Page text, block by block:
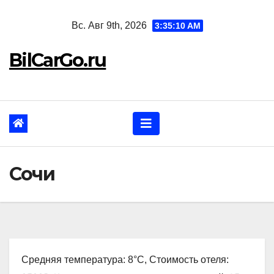
Вс. Авг 9th, 2026 3:35:11 AM
BilCarGo.ru
Сочи
Средняя температура: 8°C, Стоимость отеля: